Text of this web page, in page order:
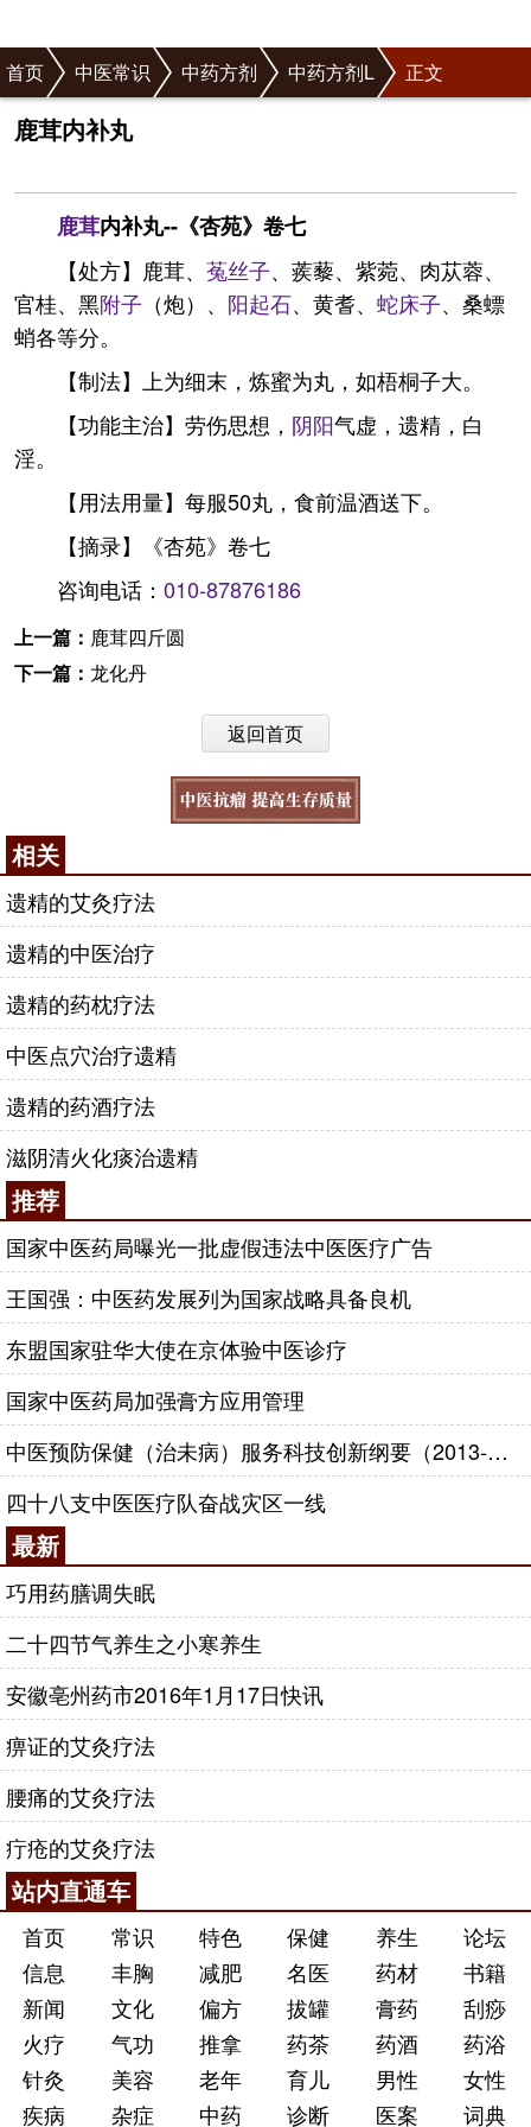
首页 中医常识 中药方剂 中药方剂L 正文
鹿茸内补丸
鹿茸内补丸--《杏苑》卷七
【处方】鹿茸、 菟丝子、蒺藜、紫菀、肉苁蓉、
官桂、黑附子 （炮）、 阳起石、黄耆、 蛇床子、桑螵
蛸各等分。
【制法】上为细末，炼蜜为丸，如梧桐子大。
【功能主治】劳伤思想， 阴阳气虚，遗精，白
淫。
【用法用量】每服50丸，食前温酒送下。
【摘录】《杏苑》卷七
咨询电话： 010-87876186
上一篇： 鹿茸四斤圆
下一篇： 龙化丹
返回首页
相关
遗精的艾灸疗法
遗精的中医治疗
遗精的药枕疗法
中医点穴治疗遗精
遗精的药酒疗法
滋阴清火化痰治遗精
推荐
国家中医药局曝光一批虚假违法中医医疗广告
王国强：中医药发展列为国家战略具备良机
东盟国家驻华大使在京体验中医诊疗
国家中医药局加强膏方应用管理
中医预防保健（治未病）服务科技创新纲要（2013-2020年）
四十八支中医医疗队奋战灾区一线
最新
巧用药膳调失眠
二十四节气养生之小寒养生
安徽亳州药市2016年1月17日快讯
痹证的艾灸疗法
腰痛的艾灸疗法
疔疮的艾灸疗法
站内直通车
首页 常识 特色 保健 养生
论坛
信息
丰胸 减肥 名医 药材
书籍
新闻
文化 偏方 拔罐 膏药
刮痧
火疗
气功 推拿 药茶 药酒
药浴
针灸
美容 老年 育儿 男性
女性
疾病
杂症 中药 诊断 医案 词典